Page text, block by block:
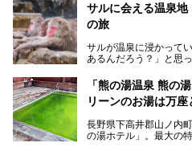
サルに会える温泉
の旅
サルが温泉に浸かって
あるんだろう？」と思
この微笑ましい光景は
見られるもので、野生
を間近で観察できます
本記事では、地獄谷野
との関係性、地獄谷周
「熊の湯温泉 熊の
リーンのお湯は万
長野県下高井郡山ノ内
の湯ホテル」。最大の